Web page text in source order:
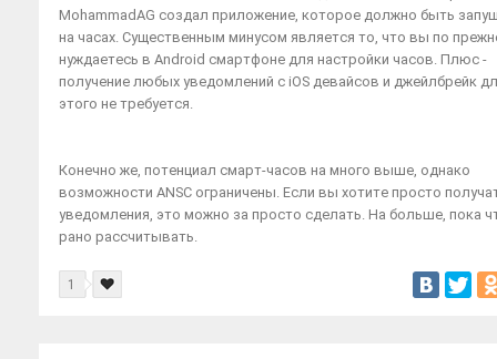
MohammadAG создал приложение, которое должно быть
на часах. Существенным минусом является то, что вы по
нуждаетесь в Android смартфоне для настройки часов. Плюс -
получение любых уведомлений с iOS девайсов и джейлбрейк
этого не требуется.
Конечно же, потенциал смарт-часов на много выше, однако
возможности ANSC ограничены. Если вы хотите просто
уведомления, это можно за просто сделать. На больше, пока
рано рассчитывать.
1